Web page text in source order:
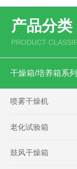
产品分类
PRODUCT
干燥箱/培养箱系列
喷雾干燥机
老化试验箱
鼓风干燥箱